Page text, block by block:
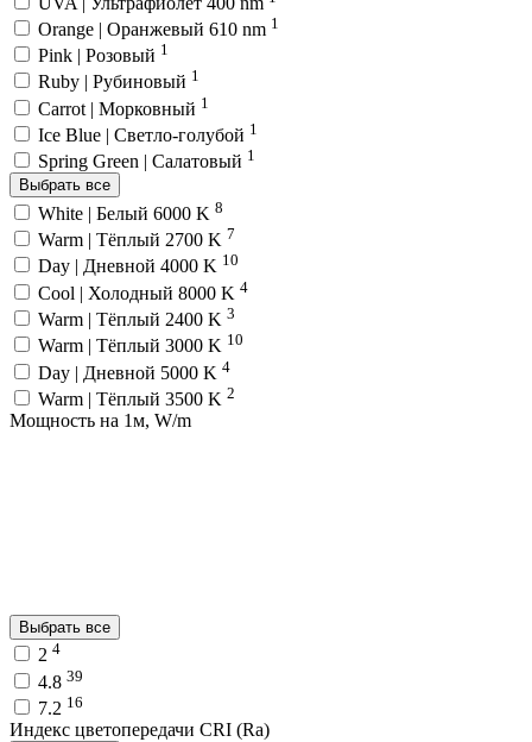
Orange | Оранжевый 610 nm 1
Pink | Розовый 1
Ruby | Рубиновый 1
Carrot | Морковный 1
Ice Blue | Светло-голубой 1
Spring Green | Салатовый 1
Выбрать все
White | Белый 6000 K 8
Warm | Тёплый 2700 K 7
Day | Дневной 4000 K 10
Cool | Холодный 8000 K 4
Warm | Тёплый 2400 K 3
Warm | Тёплый 3000 K 10
Day | Дневной 5000 K 4
Warm | Тёплый 3500 K 2
Мощность на 1м, W/m
Выбрать все
2 4
4.8 39
7.2 16
Индекс цветопередачи CRI (Ra)